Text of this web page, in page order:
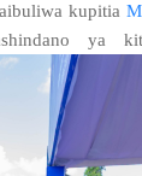
kupitia
ya